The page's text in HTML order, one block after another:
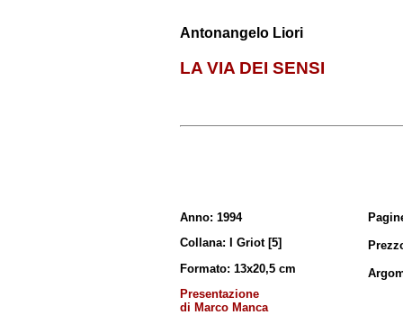
Antonangelo Liori
LA VIA DEI SENSI
Anno: 1994
Collana: I Griot [5]
Formato: 13x20,5 cm
Presentazione
di Marco Manca